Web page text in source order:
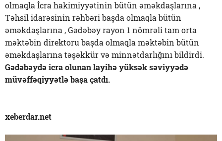
olmaqla İcra hakimiyyətinin bütün əməkdaşlarına ,
Təhsil idarəsinin rəhbəri başda olmaqla bütün
əməkdaşlarına , Gədəbəy rayon 1 nömrəli tam orta
məktəbin direktoru başda olmaqla məktəbin bütün
əməkdaşlarına təşəkkür və minnətdarlığını bildirdi.
Gədəbəydə icra olunan layihə yüksək səviyyədə
müvəffəqiyyətlə başa çatdı.
xeberdar.net